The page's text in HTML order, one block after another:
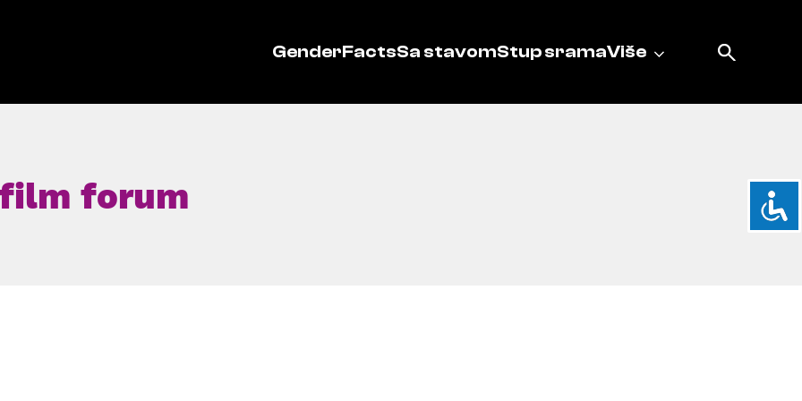
GenderFactsSa stavomStup sramaViše
forum